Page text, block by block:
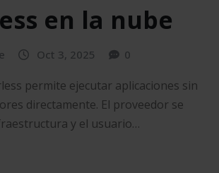
en la nube
Oct 3, 2025 0
permite ejecutar aplicaciones sin
directamente. El proveedor se
y el usuario…